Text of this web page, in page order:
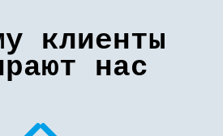
клиенты
нас